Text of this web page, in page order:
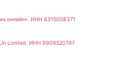
ИНН 6315008371
Limited. ИНН 9909520797